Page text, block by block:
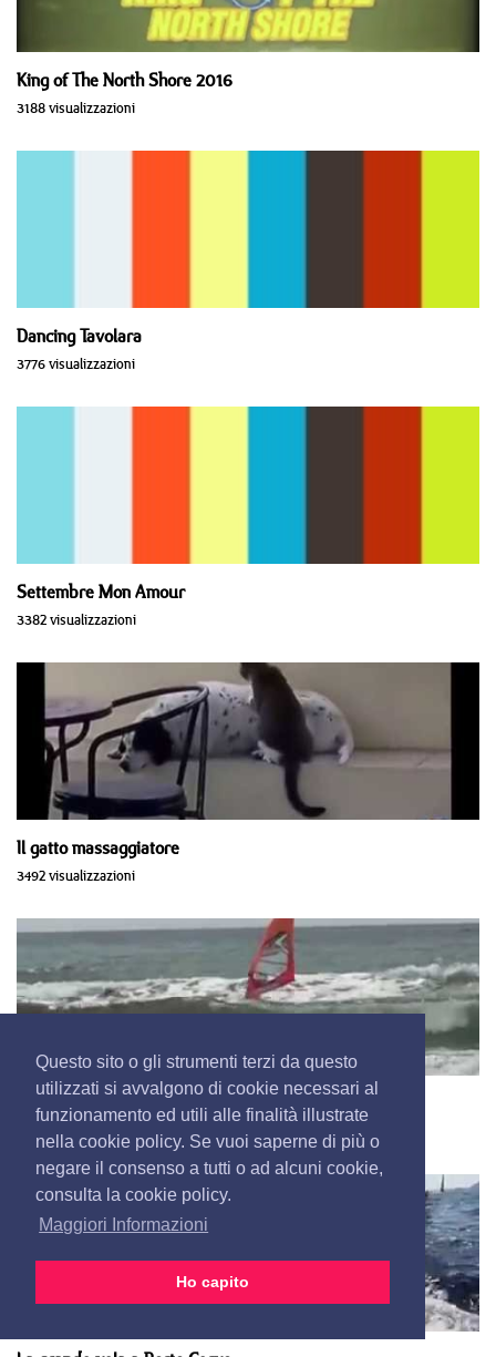
Questo sito o gli strumenti terzi da questo
utilizzati si avvalgono di cookie necessari al
funzionamento ed utili alle finalità illustrate
nella cookie policy. Se vuoi saperne di più o
negare il consenso a tutti o ad alcuni cookie,
consulta la cookie policy.
Maggiori Informazioni
Ho capito
King of The North Shore 2016
3188 visualizzazioni
Dancing Tavolara
3776 visualizzazioni
Settembre Mon Amour
3382 visualizzazioni
Il gatto massaggiatore
3492 visualizzazioni
Sulle onde a 9 anni
3343 visualizzazioni